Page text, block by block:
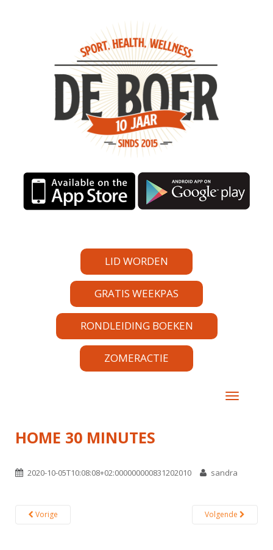
LID WORDEN
GRATIS WEEKPAS
RONDLEIDING BOEKEN
ZOMERACTIE
TOGGLE
HOME 30 MINUTES
2020-10-05T10:08:08+02:000000000831202010 sandra
Vorige Volgende